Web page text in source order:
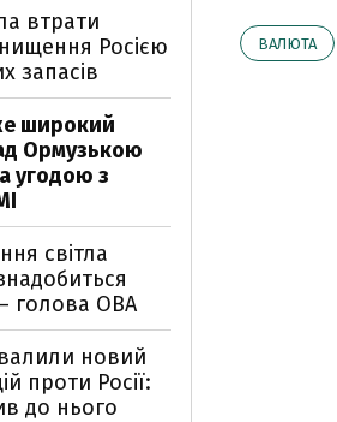
ВАЛЮТА
втрати
Росією
запасів
широкий
Ормузькою
угодою з
світла
– голова ОВА
новий
проти Росії:
до нього